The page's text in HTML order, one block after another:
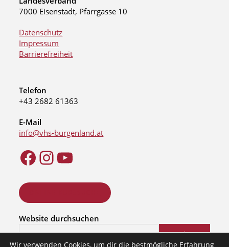
7000 Eisenstadt, Pfarrgasse 10
Datenschutz
Impressum
Barrierefreiheit
Telefon
+43 2682 61363
E-Mail
info@vhs-burgenland.at
Website durchsuchen
Suchen
Wir verwenden Cookies, um dir die bestmögliche Erfahrung